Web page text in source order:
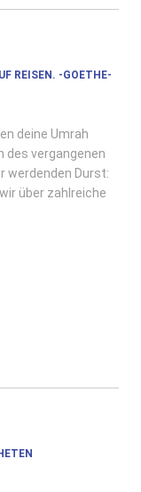
REISEN. -GOETHE-
deine Umrah
des vergangenen
werdenden Durst:
über zahlreiche